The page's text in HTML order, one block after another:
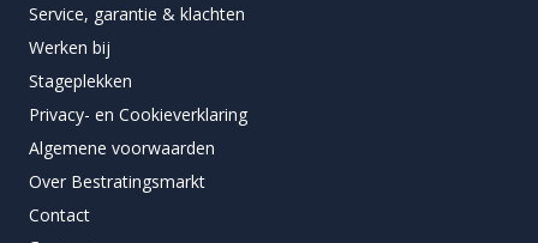
Service, garantie & klachten
Werken bij
Stageplekken
Privacy- en Cookieverklaring
Algemene voorwaarden
Over Bestratingsmarkt
Contact